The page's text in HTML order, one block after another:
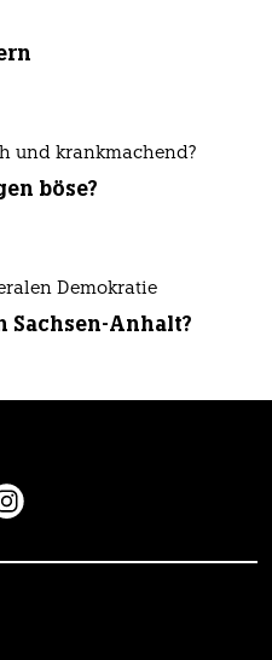
und krankmachend?
böse?
Demokratie
Sachsen-Anhalt?